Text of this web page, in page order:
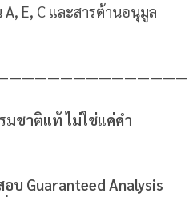
A, E, C และสารต้านอนุมูล
มชาติแท้ ไม่ใช่แค่คำ
บ Guaranteed Analysis